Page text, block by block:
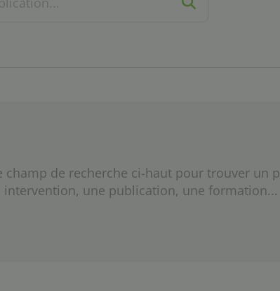
champ de recherche ci-haut pour trouver un
intervention, une publication, une formation...